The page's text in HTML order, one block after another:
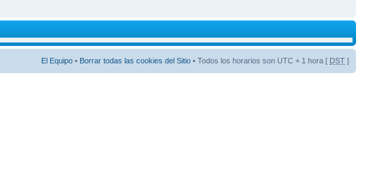
El Equipo • Borrar todas las cookies del Sitio • Todos los horarios son UTC + 1 hora [ DST ]